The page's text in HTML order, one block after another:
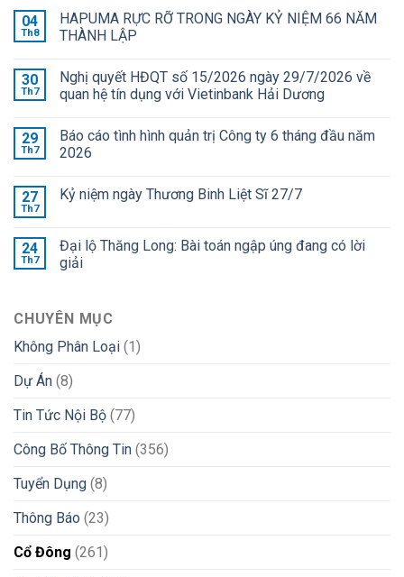
04
Th8
HAPUMA RỰC RỠ TRONG NGÀY KỶ NIỆM 66 NĂM
THÀNH LẬP
30
Th7
Nghị quyết HĐQT số 15/2026 ngày 29/7/2026 về
quan hệ tín dụng với Vietinbank Hải Dương
29
Th7
Báo cáo tình hình quản trị Công ty 6 tháng đầu năm
2026
27
Th7
Kỷ niệm ngày Thương Binh Liệt Sĩ 27/7
24
Th7
Đại lộ Thăng Long: Bài toán ngập úng đang có lời
giải
CHUYÊN MỤC
Không Phân Loại (1)
Dự Án (8)
Tin Tức Nội Bộ (77)
Công Bố Thông Tin (356)
Tuyển Dụng (8)
Thông Báo (23)
Cổ Đông (261)